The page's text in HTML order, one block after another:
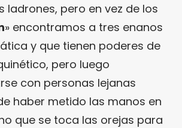
ladrones, pero en vez de los
» encontramos a tres enanos
y que tienen poderes de
pero luego
con personas lejanas
haber metido las manos en
que se toca las orejas para